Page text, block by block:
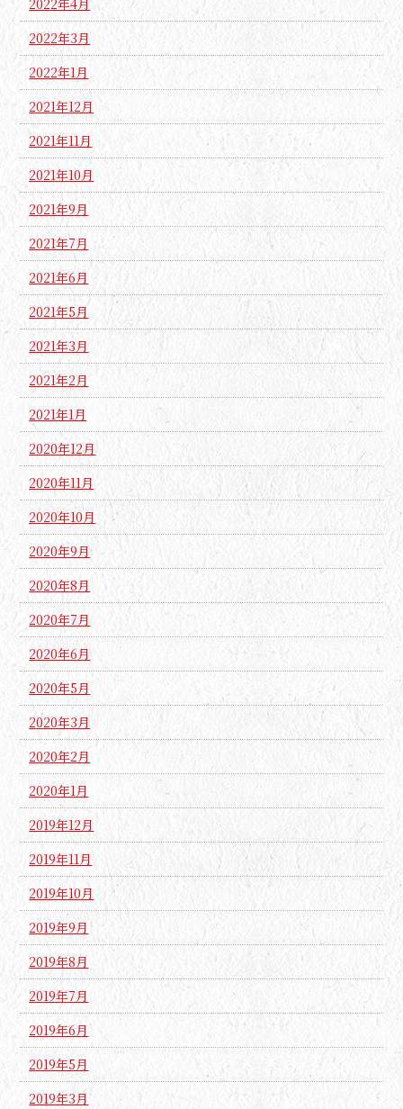
2022年4月
2022年3月
2022年1月
2021年12月
2021年11月
2021年10月
2021年9月
2021年7月
2021年6月
2021年5月
2021年3月
2021年2月
2021年1月
2020年12月
2020年11月
2020年10月
2020年9月
2020年8月
2020年7月
2020年6月
2020年5月
2020年3月
2020年2月
2020年1月
2019年12月
2019年11月
2019年10月
2019年9月
2019年8月
2019年7月
2019年6月
2019年5月
2019年3月